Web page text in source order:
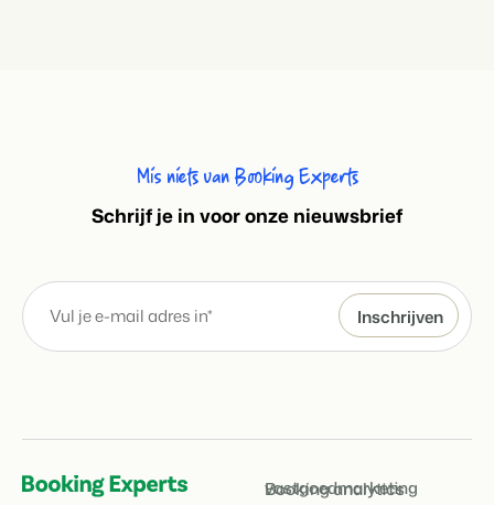
Mis niets van Booking Experts
Schrijf je in voor onze nieuwsbrief
vastgoedmarketing
Booking analytics